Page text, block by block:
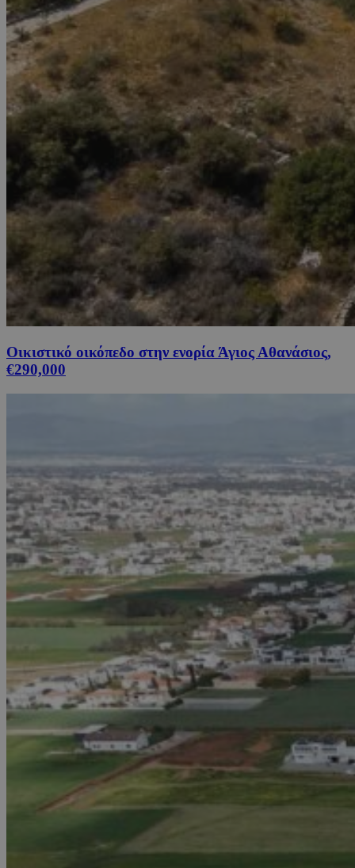
Οικιστικό οικόπεδο στην ενορία Άγιος Αθανάσιος,
€290,000